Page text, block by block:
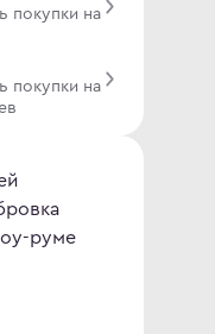
покупки на
покупки на
руме